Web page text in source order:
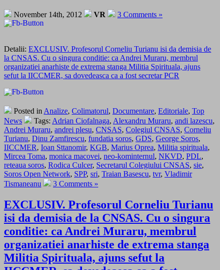
November 14th, 2012 VR 3 Comments »
Detalii: EXCLUSIV. Profesorul Corneliu Turianu isi da demisia de
la CNSAS. Cu o singura conditie: ca Andrei Muraru, membrul
organizatiei anarhiste de extrema stanga Militia Spirituala, ajuns
sefut la IICCMER, sa dovedeasca ca a fost secretar PCR
Posted in Analize, Colimatorul, Documentare, Editoriale, Top
News
Tags: Adrian Ciofalnaga, Alexandru Muraru, andi lazescu,
Andrei Muraru, andrei plesu, CNSAS, Colegiul CNSAS, Corneliu
Turianu, Dinu Zamfirescu, fundatia soros, GDS, George Soros,
IICCMER, Ioan Sttanomir, KGB, Marius Oprea, Militia spirituala,
Mircea Toma, monica macovei, neo-kominternul, NKVD, PDL,
reteaua soros, Rodica Culcer, Secretarul Colegiului CNSAS, sie,
Soros Open Network, SPP, sri, Traian Basescu, tvr, Vladimir
Tismaneanu
3 Comments »
EXCLUSIV. Profesorul Corneliu Turianu
isi da demisia de la CNSAS. Cu o singura
conditie: ca Andrei Muraru, membrul
organizatiei anarhiste de extrema stanga
Militia Spirituala, ajuns sefut la